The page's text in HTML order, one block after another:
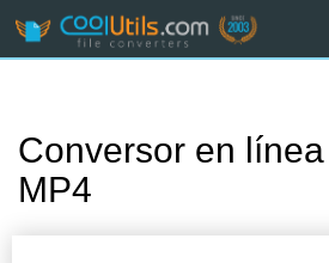
Conversor en
MP4